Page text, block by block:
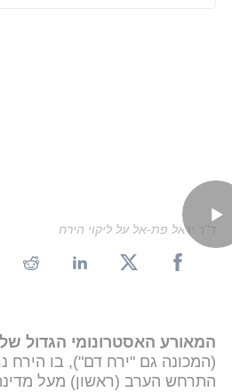
ד"ר יגאל פת-אל על ליקוי הירח
המאורע האסטרונומי הגדול
(המכונה גם "ירח דם"), בו הירח
התרחש הערב (ראשון) מעל